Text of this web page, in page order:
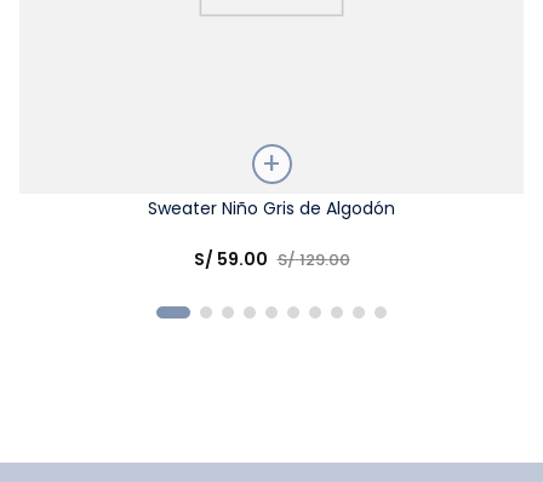
Sweater Niño Gris de Algodón
S/ 59.00 S/129.00